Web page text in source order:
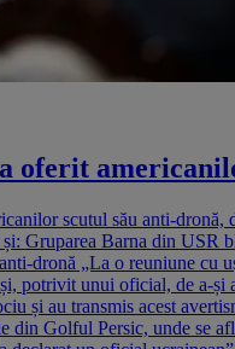
oferit
scutul său anti-
Gruparea Barna din USR
dronă „La o reuniune cu
potrivit unui oficial, de a-
și au transmis acest
din Golful Persic, unde se